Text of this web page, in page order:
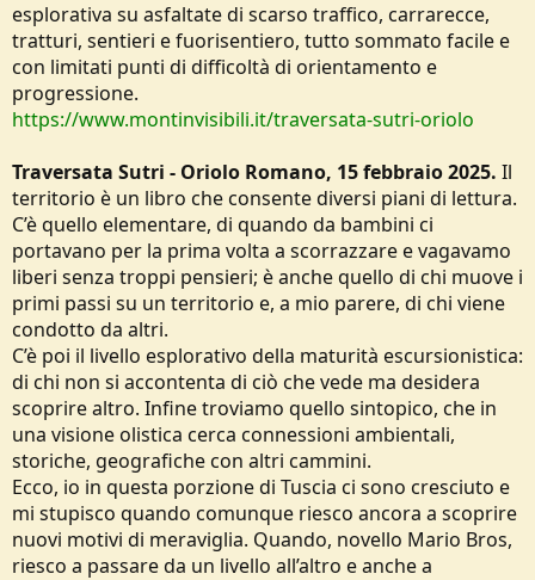
esplorativa su asfaltate di scarso traffico, carrarecce,
tratturi, sentieri e fuorisentiero, tutto sommato facile e
con limitati punti di difficoltà di orientamento e
progressione.
https://www.montinvisibili.it/traversata-sutri-oriolo
Traversata Sutri - Oriolo Romano, 15 febbraio 2025. Il
territorio è un libro che consente diversi piani di lettura.
C’è quello elementare, di quando da bambini ci
portavano per la prima volta a scorrazzare e vagavamo
liberi senza troppi pensieri; è anche quello di chi muove i
primi passi su un territorio e, a mio parere, di chi viene
condotto da altri.
C’è poi il livello esplorativo della maturità escursionistica:
di chi non si accontenta di ciò che vede ma desidera
scoprire altro. Infine troviamo quello sintopico, che in
una visione olistica cerca connessioni ambientali,
storiche, geografiche con altri cammini.
Ecco, io in questa porzione di Tuscia ci sono cresciuto e
mi stupisco quando comunque riesco ancora a scoprire
nuovi motivi di meraviglia. Quando, novello Mario Bros,
riesco a passare da un livello all’altro e anche a